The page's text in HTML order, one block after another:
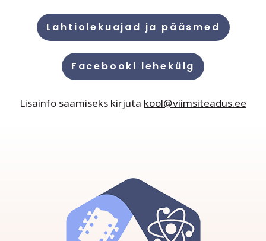
Lahtiolekuajad ja pääsmed
Facebooki lehekülg
Lisainfo saamiseks kirjuta kool@viimsiteadus.ee